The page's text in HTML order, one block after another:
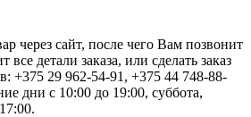
через сайт, после чего Вам позвонит
детали заказа, или сделать заказ
+375 29 962-54-91, +375 44 748-88-
дни с 10:00 до 19:00, суббота,